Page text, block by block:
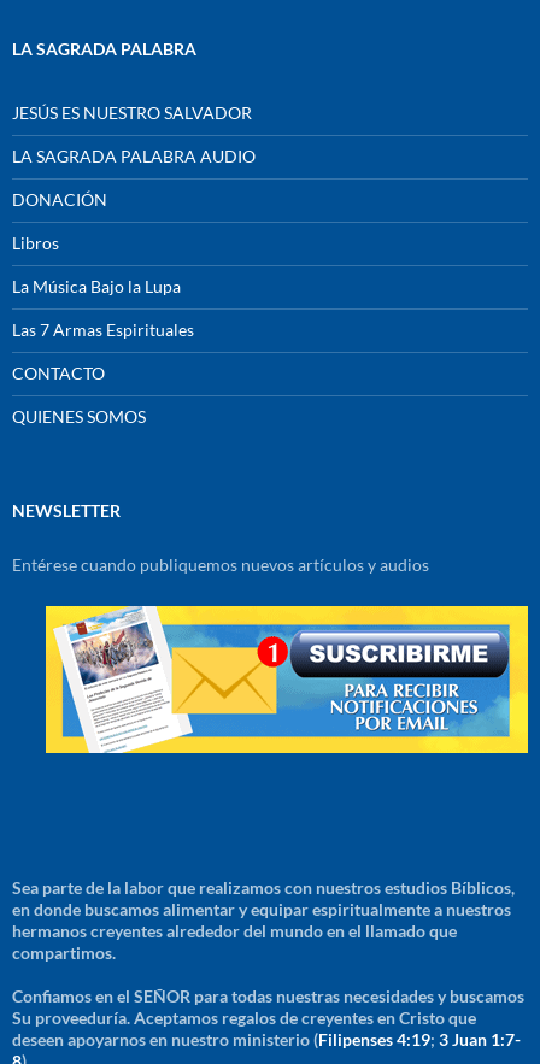
LA SAGRADA PALABRA
JESÚS ES NUESTRO SALVADOR
LA SAGRADA PALABRA AUDIO
DONACIÓN
Libros
La Música Bajo la Lupa
Las 7 Armas Espirituales
CONTACTO
QUIENES SOMOS
NEWSLETTER
Entérese cuando publiquemos nuevos artículos y audios
Sea parte de la labor que realizamos con nuestros estudios Bíblicos,
en donde buscamos alimentar y equipar espiritualmente a nuestros
hermanos creyentes alrededor del mundo en el llamado que
compartimos.
Confiamos en el SEÑOR para todas nuestras necesidades y buscamos
Su proveeduría. Aceptamos regalos de creyentes en Cristo que
deseen apoyarnos en nuestro ministerio (Filipenses 4:19; 3 Juan 1:7-